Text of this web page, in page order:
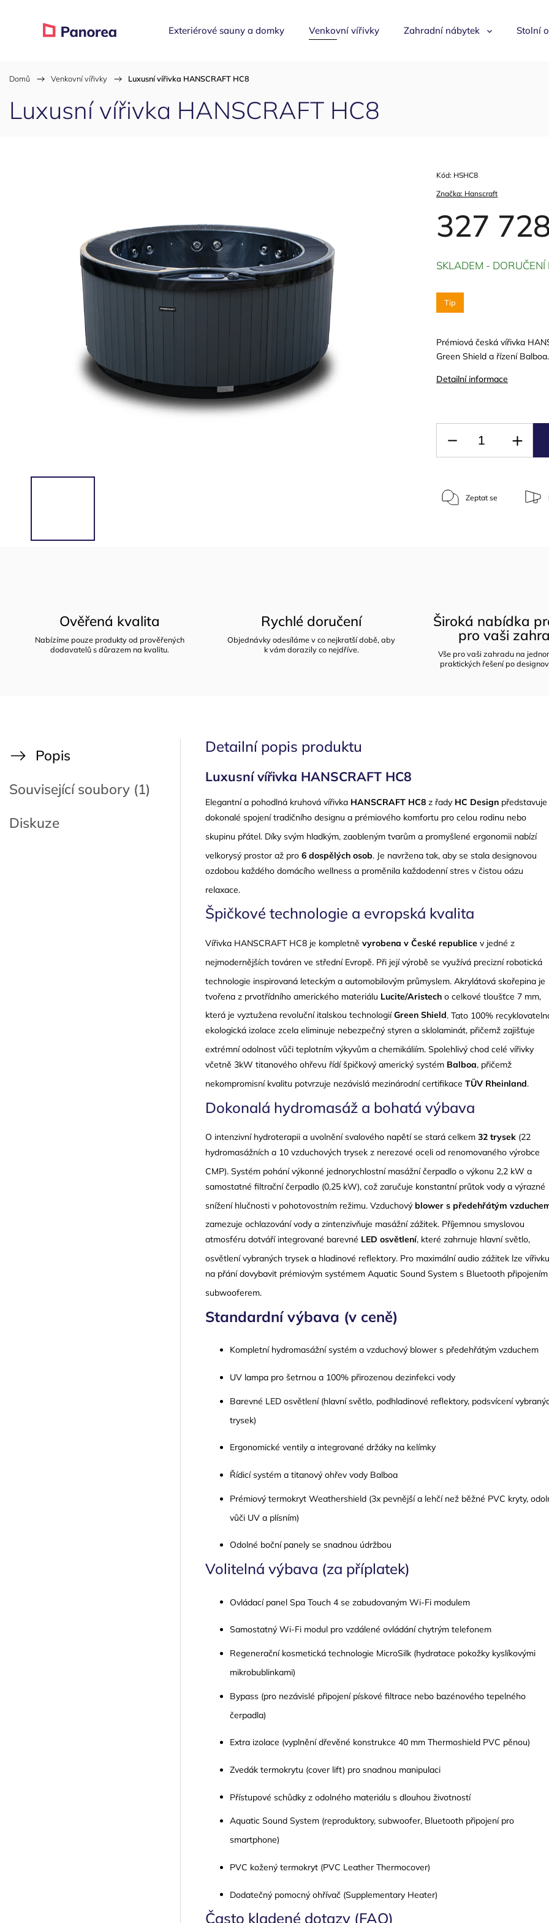
Exteriérové sauny a domky Venkovní vířivky Zahradní nábytek Stolní
Domů / Venkovní vířivky / Luxusní vířivka HANSCRAFT HC8
Luxusní vířivka HANSCRAFT HC8
Značka: Hanscraft
327
Kód: HSHC8
Prémiová česká vířivka
Green Shield a řízení
Detailní informace
Tip
SKLADEM - DORUČENÍ
Zeptat se
Ověřená kvalita
Nabízíme pouze produkty od prověřených
dodavatelů s důrazem na kvalitu.
Rychlé doručení
Objednávky odesíláme v co nejkratší době, aby
k vám dorazily co nejdříve.
Široká nabídka
pro vaši
Vše pro vaši zahradu na
praktických řešení po
Popis
Související soubory (1)
Diskuze
Detailní popis produktu
Luxusní vířivka HANSCRAFT HC8
Elegantní a pohodlná kruhová vířivka HANSCRAFT HC8 z řady HC Design představuje
dokonalé spojení tradičního designu a prémiového komfortu pro celou rodinu nebo
skupinu přátel. Díky svým hladkým, zaobleným tvarům a promyšlené ergonomii nabízí
velkorysý prostor až pro 6 dospělých osob. Je navržena tak, aby se stala designovou
ozdobou každého domácího wellness a proměnila každodenní stres v čistou oázu
relaxace.
Špičkové technologie a evropská kvalita
Vířivka HANSCRAFT HC8 je kompletně vyrobena v České republice v jedné z
nejmodernějších továren ve střední Evropě. Při její výrobě se využívá precizní robotická
technologie inspirovaná leteckým a automobilovým průmyslem. Akrylátová skořepina je
tvořena z prvotřídního amerického materiálu Lucite/Aristech o celkové tloušťce 7 mm,
která je vyztužena revoluční italskou technologiíGreen Shield. Tato 100%
ekologická izolace zcela eliminuje nebezpečný styren a sklolaminát, přičemž zajišťuje
extrémní odolnost vůči teplotním výkyvům a chemikáliím. Spolehlivý chod celé vířivky
včetně 3kW titanového ohřevu řídí špičkový americký systém Balboa, přičemž
nekompromisní kvalitu potvrzuje nezávislá mezinárodní certifikace TÜV Rheinland.
Dokonalá hydromasáž a bohatá výbava
O intenzivní hydroterapii a uvolnění svalového napětí se stará celkem 32 trysek (22
hydromasážních a 10 vzduchových trysek z nerezové oceli od renomovaného výrobce
CMP). Systém pohání výkonné jednorychlostní masážní čerpadlo o výkonu 2,2 kW a
samostatné filtrační čerpadlo (0,25 kW), což zaručuje konstantní průtok vody a výrazné
snížení hlučnosti v pohotovostním režimu. Vzduchový blower s předehřátým
zamezuje ochlazování vody a zintenzivňuje masážní zážitek. Příjemnou smyslovou
atmosféru dotváří integrované barevné LED osvětlení, které zahrnuje hlavní světlo,
osvětlení vybraných trysek a hladinové reflektory. Pro maximální audio zážitek lze vířivku
na přání dovybavit prémiovým systémem Aquatic Sound System s Bluetooth
subwooferem.
Standardní výbava (v ceně)
Kompletní hydromasážní systém a vzduchový blower s předehřátým vzduchem
UV lampa pro šetrnou a 100% přirozenou dezinfekci vody
Barevné LED osvětlení (hlavní světlo, podhladinové reflektory, podsvícení
trysek)
Ergonomické ventily a integrované držáky na kelímky
Řídicí systém a titanový ohřev vody Balboa
Prémiový termokryt Weathershield (3x pevnější a lehčí než běžné PVC kryty,
vůči UV a plísním)
Odolné boční panely se snadnou údržbou
Volitelná výbava (za příplatek)
Ovládací panel Spa Touch 4 se zabudovaným Wi-Fi modulem
Samostatný Wi-Fi modul pro vzdálené ovládání chytrým telefonem
Regenerační kosmetická technologie MicroSilk (hydratace pokožky kyslíkovými
mikrobublinkami)
Bypass (pro nezávislé připojení pískové filtrace nebo bazénového tepelného
čerpadla)
Extra izolace (vyplnění dřevěné konstrukce 40 mm Thermoshield PVC pěnou)
Zvedák termokrytu (cover lift) pro snadnou manipulaci
Přístupové schůdky z odolného materiálu s dlouhou životností
Aquatic Sound System (reproduktory, subwoofer, Bluetooth připojení pro
smartphone)
PVC kožený termokryt (PVC Leather Thermocover)
Dodatečný pomocný ohřívač (Supplementary Heater)
Často kladené dotazy (FAQ)